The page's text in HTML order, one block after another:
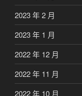
2023 年 2 月
2023 年 1 月
2022 年 12 月
2022 年 11 月
2022 年 10 月